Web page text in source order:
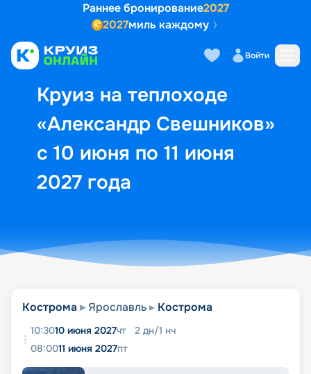
Раннее бронирование2027
2027миль каждому
Войти
Круиз на теплоходе
«Александр Свешников»
с 10 июня по 11 июня
2027 года
Выбор кают Маршрут и
Кострома Ярославль Кострома
10:3010 июня 2027чт 2 дн/1 нч
08:0011 июня 2027пт